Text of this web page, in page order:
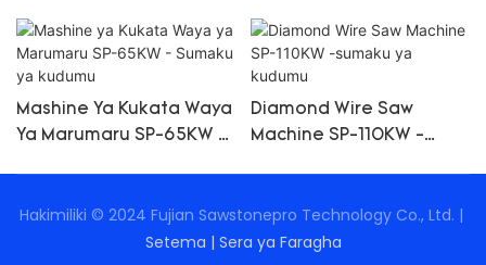
Mashine Ya Kukata Waya
Ya Marumaru SP-65KW -
Diamond Wire Saw
Machine SP-110KW -
Hakimiliki © 2024 Fujian Sawstonepro Technology Co., Ltd. |
Setema | Sera ya Faragha